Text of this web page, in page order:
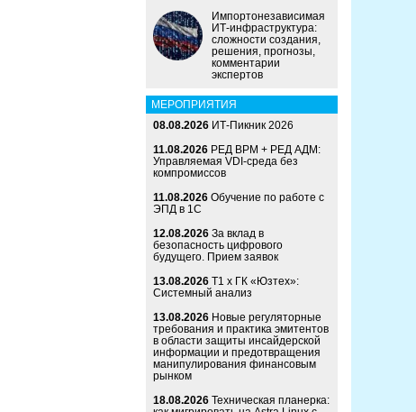
Импортонезависимая
ИТ-инфраструктура:
сложности создания,
решения, прогнозы,
комментарии
экспертов
МЕРОПРИЯТИЯ
08.08.2026 ИТ-Пикник 2026
11.08.2026 РЕД ВРМ + РЕД АДМ:
Управляемая VDI-среда без
компромиссов
11.08.2026 Обучение по работе с
ЭПД в 1С
12.08.2026 За вклад в
безопасность цифрового
будущего. Прием заявок
13.08.2026 Т1 x ГК «Юзтех»:
Системный анализ
13.08.2026 Новые регуляторные
требования и практика эмитентов
в области защиты инсайдерской
информации и предотвращения
манипулирования финансовым
рынком
18.08.2026 Техническая планерка: